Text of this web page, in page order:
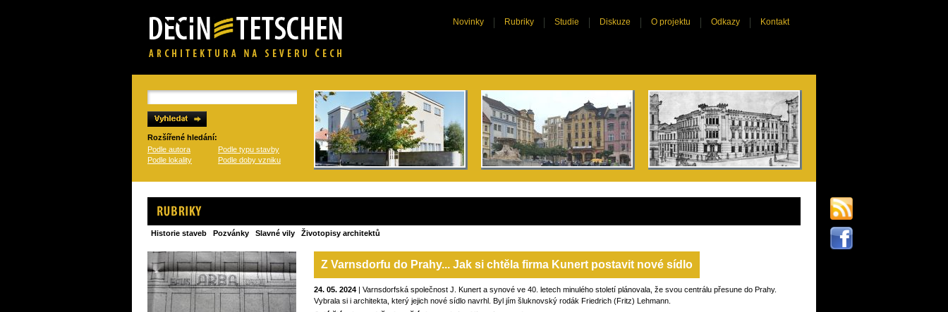
Novinky Rubriky Studie Diskuze O projektu Odkazy Kontakt
Rozšířené hledání:
Podle autora
Podle typu stavby
Podle lokality
Podle doby vzniku
Historie staveb Pozvánky Slavné vily Životopisy architektů
Z Varnsdorfu do Prahy... Jak si chtěla firma Kunert postavit nové sídlo
24. 05. 2024 | Varnsdorfská společnost J. Kunert a synové ve 40. letech minulého století plánovala, že svou centrálu přesune do Prahy.
Vybrala si i architekta, který jejich nové sídlo navrhl. Byl jím šluknovský rodák Friedrich (Fritz) Lehmann.